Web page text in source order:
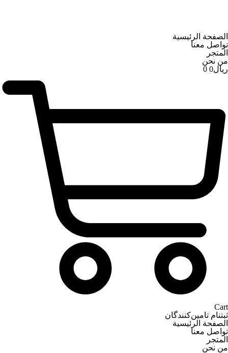
الصفحة الرئيسية
تواصل معنا
المتجر
من نحن
ریال0
0
Cart
ثبتنام تامین‌کنندگان
الصفحة الرئيسية
تواصل معنا
المتجر
من نحن